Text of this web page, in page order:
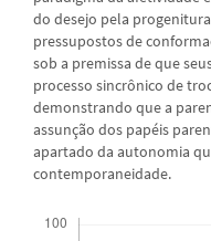
do desejo pela
pressupostos de
sob a premissa de que
processo sincrônico de
demonstrando que a
assunção dos papéis
apartado da autonomia
contemporaneidade.